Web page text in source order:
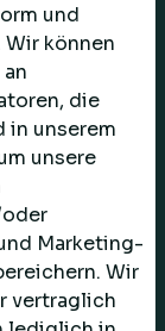
und
können
die
in unserem
unsere
Marketing-
Wir
vertraglich